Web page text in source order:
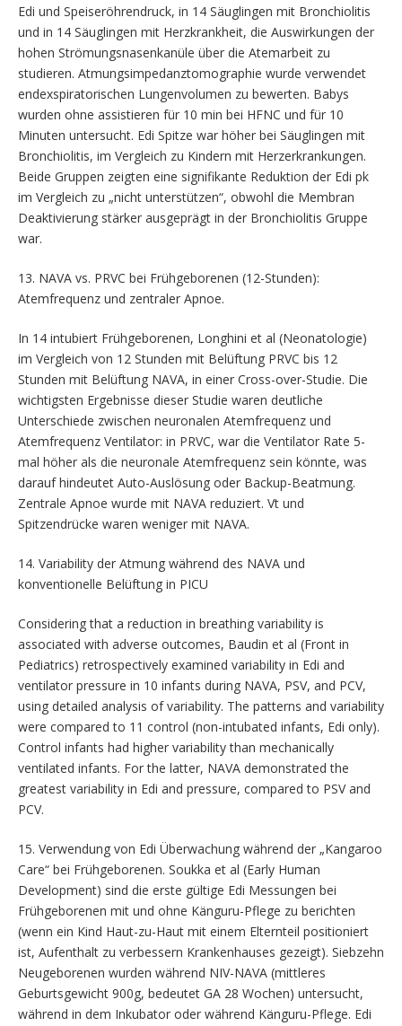
Edi und Speiseröhrendruck, in 14 Säuglingen mit Bronchiolitis
und in 14 Säuglingen mit Herzkrankheit, die Auswirkungen der
hohen Strömungsnasenkanüle über die Atemarbeit zu
studieren. Atmungsimpedanztomographie wurde verwendet
endexspiratorischen Lungenvolumen zu bewerten. Babys
wurden ohne assistieren für 10 min bei HFNC und für 10
Minuten untersucht. Edi Spitze war höher bei Säuglingen mit
Bronchiolitis, im Vergleich zu Kindern mit Herzerkrankungen.
Beide Gruppen zeigten eine signifikante Reduktion der Edi pk
im Vergleich zu „nicht unterstützen“, obwohl die Membran
Deaktivierung stärker ausgeprägt in der Bronchiolitis Gruppe
war.
13. NAVA vs. PRVC bei Frühgeborenen (12-Stunden):
Atemfrequenz und zentraler Apnoe.
In 14 intubiert Frühgeborenen, Longhini et al (Neonatologie)
im Vergleich von 12 Stunden mit Belüftung PRVC bis 12
Stunden mit Belüftung NAVA, in einer Cross-over-Studie. Die
wichtigsten Ergebnisse dieser Studie waren deutliche
Unterschiede zwischen neuronalen Atemfrequenz und
Atemfrequenz Ventilator: in PRVC, war die Ventilator Rate 5-
mal höher als die neuronale Atemfrequenz sein könnte, was
darauf hindeutet Auto-Auslösung oder Backup-Beatmung.
Zentrale Apnoe wurde mit NAVA reduziert. Vt und
Spitzendrücke waren weniger mit NAVA.
14. Variability der Atmung während des NAVA und
konventionelle Belüftung in PICU
Considering that a reduction in breathing variability is
associated with adverse outcomes, Baudin et al (Front in
Pediatrics) retrospectively examined variability in Edi and
ventilator pressure in 10 infants during NAVA, PSV, and PCV,
using detailed analysis of variability. The patterns and variability
were compared to 11 control (non-intubated infants, Edi only).
Control infants had higher variability than mechanically
ventilated infants. For the latter, NAVA demonstrated the
greatest variability in Edi and pressure, compared to PSV and
PCV.
15. Verwendung von Edi Überwachung während der „Kangaroo
Care“ bei Frühgeborenen. Soukka et al (Early Human
Development) sind die erste gültige Edi Messungen bei
Frühgeborenen mit und ohne Känguru-Pflege zu berichten
(wenn ein Kind Haut-zu-Haut mit einem Elternteil positioniert
ist, Aufenthalt zu verbessern Krankenhauses gezeigt). Siebzehn
Neugeborenen wurden während NIV-NAVA (mittleres
Geburtsgewicht 900g, bedeutet GA 28 Wochen) untersucht,
während in dem Inkubator oder während Känguru-Pflege. Edi